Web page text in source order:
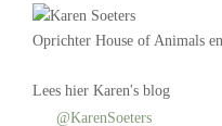
Oprichter House of Animals
Lees hier Karen's blog
@KarenSoeters